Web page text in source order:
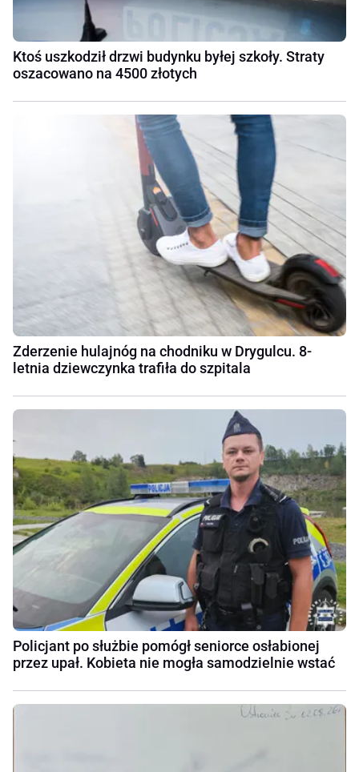
Ktoś uszkodził drzwi budynku byłej szkoły. Straty
oszacowano na 4500 złotych
Zderzenie hulajnóg na chodniku w Drygulcu. 8-
letnia dziewczynka trafiła do szpitala
Policjant po służbie pomógł seniorce osłabionej
przez upał. Kobieta nie mogła samodzielnie wstać